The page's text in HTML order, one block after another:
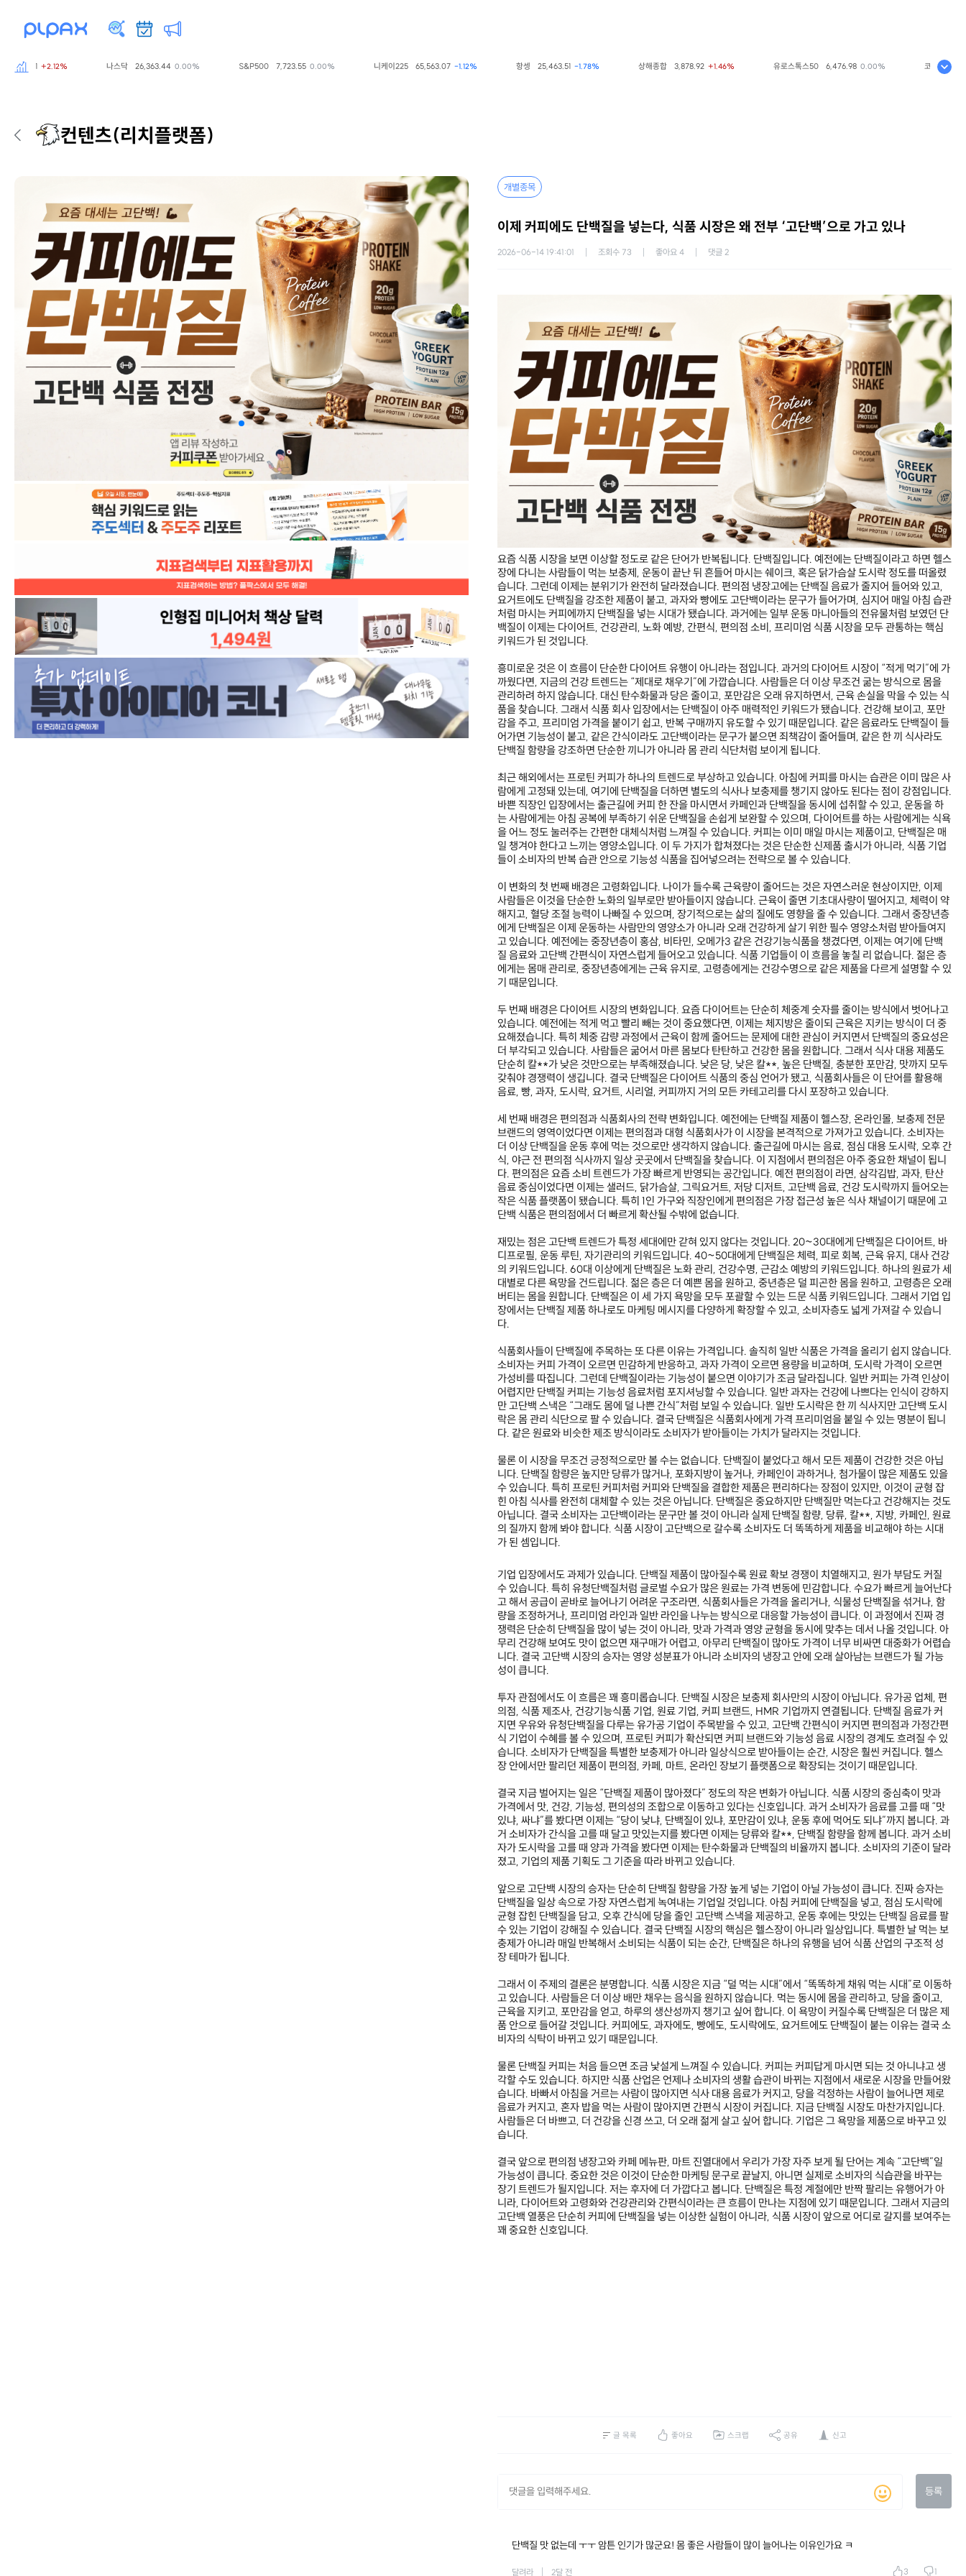
+2.12% 나스닥 26,363.44 0.00% S&P500 7,723.55 0.00% 니케이225 65,563.07 -1.12% 25,463.51 -1.78% 상해종합 3,878.92 +1.46% 유로스톡스50 6,476.98 0.00% 코스피 6,297.06
컨텐츠(리치플랫폼)
개별종목
이제 커피에도 단백질을 넣는다, 식품 시장은 왜 전부 ‘고단백’으로 가고 있나
2026-06-14 19:41:01 조회수 73 좋아요 4 댓글 2
요즘 식품 시장을 보면 이상할 정도로 같은 단어가 반복됩니다. 단백질입니다. 예전에는 단백질이라고 하면 헬스
장에 다니는 사람들이 먹는 보충제, 운동이 끝난 뒤 흔들어 마시는 쉐이크, 혹은 닭가슴살 도시락 정도를 떠올렸
습니다. 그런데 이제는 분위기가 완전히 달라졌습니다. 편의점 냉장고에는 단백질 음료가 줄지어 들어와 있고,
요거트에도 단백질을 강조한 제품이 붙고, 과자와 빵에도 고단백이라는 문구가 들어가며, 심지어 매일 아침 습관
처럼 마시는 커피에까지 단백질을 넣는 시대가 됐습니다. 과거에는 일부 운동 마니아들의 전유물처럼 보였던 단
백질이 이제는 다이어트, 건강관리, 노화 예방, 간편식, 편의점 소비, 프리미엄 식품 시장을 모두 관통하는 핵심
키워드가 된 것입니다.
흥미로운 것은 이 흐름이 단순한 다이어트 유행이 아니라는 점입니다. 과거의 다이어트 시장이 “적게 먹기”에 가
까웠다면, 지금의 건강 트렌드는 “제대로 채우기”에 가깝습니다. 사람들은 더 이상 무조건 굶는 방식으로 몸을
관리하려 하지 않습니다. 대신 탄수화물과 당은 줄이고, 포만감은 오래 유지하면서, 근육 손실을 막을 수 있는 식
품을 찾습니다. 그래서 식품 회사 입장에서는 단백질이 아주 매력적인 키워드가 됐습니다. 건강해 보이고, 포만
감을 주고, 프리미엄 가격을 붙이기 쉽고, 반복 구매까지 유도할 수 있기 때문입니다. 같은 음료라도 단백질이 들
어가면 기능성이 붙고, 같은 간식이라도 고단백이라는 문구가 붙으면 죄책감이 줄어들며, 같은 한 끼 식사라도
단백질 함량을 강조하면 단순한 끼니가 아니라 몸 관리 식단처럼 보이게 됩니다.
최근 해외에서는 프로틴 커피가 하나의 트렌드로 부상하고 있습니다. 아침에 커피를 마시는 습관은 이미 많은 사
람에게 고정돼 있는데, 여기에 단백질을 더하면 별도의 식사나 보충제를 챙기지 않아도 된다는 점이 강점입니다.
바쁜 직장인 입장에서는 출근길에 커피 한 잔을 마시면서 카페인과 단백질을 동시에 섭취할 수 있고, 운동을 하
는 사람에게는 아침 공복에 부족하기 쉬운 단백질을 손쉽게 보완할 수 있으며, 다이어트를 하는 사람에게는 식욕
을 어느 정도 눌러주는 간편한 대체식처럼 느껴질 수 있습니다. 커피는 이미 매일 마시는 제품이고, 단백질은 매
일 챙겨야 한다고 느끼는 영양소입니다. 이 두 가지가 합쳐졌다는 것은 단순한 신제품 출시가 아니라, 식품 기업
들이 소비자의 반복 습관 안으로 기능성 식품을 집어넣으려는 전략으로 볼 수 있습니다.
이 변화의 첫 번째 배경은 고령화입니다. 나이가 들수록 근육량이 줄어드는 것은 자연스러운 현상이지만, 이제
사람들은 이것을 단순한 노화의 일부로만 받아들이지 않습니다. 근육이 줄면 기초대사량이 떨어지고, 체력이 약
해지고, 혈당 조절 능력이 나빠질 수 있으며, 장기적으로는 삶의 질에도 영향을 줄 수 있습니다. 그래서 중장년층
에게 단백질은 이제 운동하는 사람만의 영양소가 아니라 오래 건강하게 살기 위한 필수 영양소처럼 받아들여지
고 있습니다. 예전에는 중장년층이 홍삼, 비타민, 오메가3 같은 건강기능식품을 챙겼다면, 이제는 여기에 단백
질 음료와 고단백 간편식이 자연스럽게 들어오고 있습니다. 식품 기업들이 이 흐름을 놓칠 리 없습니다. 젊은 층
에게는 몸매 관리로, 중장년층에게는 근육 유지로, 고령층에게는 건강수명으로 같은 제품을 다르게 설명할 수 있
기 때문입니다.
두 번째 배경은 다이어트 시장의 변화입니다. 요즘 다이어트는 단순히 체중계 숫자를 줄이는 방식에서 벗어나고
있습니다. 예전에는 적게 먹고 빨리 빼는 것이 중요했다면, 이제는 체지방은 줄이되 근육은 지키는 방식이 더 중
요해졌습니다. 특히 체중 감량 과정에서 근육이 함께 줄어드는 문제에 대한 관심이 커지면서 단백질의 중요성은
더 부각되고 있습니다. 사람들은 굶어서 마른 몸보다 탄탄하고 건강한 몸을 원합니다. 그래서 식사 대용 제품도
단순히 칼**가 낮은 것만으로는 부족해졌습니다. 낮은 당, 낮은 칼**, 높은 단백질, 충분한 포만감, 맛까지 모두
갖춰야 경쟁력이 생깁니다. 결국 단백질은 다이어트 식품의 중심 언어가 됐고, 식품회사들은 이 단어를 활용해
음료, 빵, 과자, 도시락, 요거트, 시리얼, 커피까지 거의 모든 카테고리를 다시 포장하고 있습니다.
세 번째 배경은 편의점과 식품회사의 전략 변화입니다. 예전에는 단백질 제품이 헬스장, 온라인몰, 보충제 전문
브랜드의 영역이었다면 이제는 편의점과 대형 식품회사가 이 시장을 본격적으로 가져가고 있습니다. 소비자는
더 이상 단백질을 운동 후에 먹는 것으로만 생각하지 않습니다. 출근길에 마시는 음료, 점심 대용 도시락, 오후 간
식, 야근 전 편의점 식사까지 일상 곳곳에서 단백질을 찾습니다. 이 지점에서 편의점은 아주 중요한 채널이 됩니
다. 편의점은 요즘 소비 트렌드가 가장 빠르게 반영되는 공간입니다. 예전 편의점이 라면, 삼각김밥, 과자, 탄산
음료 중심이었다면 이제는 샐러드, 닭가슴살, 그릭요거트, 저당 디저트, 고단백 음료, 건강 도시락까지 들어오는
작은 식품 플랫폼이 됐습니다. 특히 1인 가구와 직장인에게 편의점은 가장 접근성 높은 식사 채널이기 때문에 고
단백 식품은 편의점에서 더 빠르게 확산될 수밖에 없습니다.
재밌는 점은 고단백 트렌드가 특정 세대에만 갇혀 있지 않다는 것입니다. 20~30대에게 단백질은 다이어트, 바
디프로필, 운동 루틴, 자기관리의 키워드입니다. 40~50대에게 단백질은 체력, 피로 회복, 근육 유지, 대사 건강
의 키워드입니다. 60대 이상에게 단백질은 노화 관리, 건강수명, 근감소 예방의 키워드입니다. 하나의 원료가 세
대별로 다른 욕망을 건드립니다. 젊은 층은 더 예쁜 몸을 원하고, 중년층은 덜 피곤한 몸을 원하고, 고령층은 오래
버티는 몸을 원합니다. 단백질은 이 세 가지 욕망을 모두 포괄할 수 있는 드문 식품 키워드입니다. 그래서 기업 입
장에서는 단백질 제품 하나로도 마케팅 메시지를 다양하게 확장할 수 있고, 소비자층도 넓게 가져갈 수 있습니
다.
식품회사들이 단백질에 주목하는 또 다른 이유는 가격입니다. 솔직히 일반 식품은 가격을 올리기 쉽지 않습니다.
소비자는 커피 가격이 오르면 민감하게 반응하고, 과자 가격이 오르면 용량을 비교하며, 도시락 가격이 오르면
가성비를 따집니다. 그런데 단백질이라는 기능성이 붙으면 이야기가 조금 달라집니다. 일반 커피는 가격 인상이
어렵지만 단백질 커피는 기능성 음료처럼 포지셔닝할 수 있습니다. 일반 과자는 건강에 나쁘다는 인식이 강하지
만 고단백 스낵은 “그래도 몸에 덜 나쁜 간식”처럼 보일 수 있습니다. 일반 도시락은 한 끼 식사지만 고단백 도시
락은 몸 관리 식단으로 팔 수 있습니다. 결국 단백질은 식품회사에게 가격 프리미엄을 붙일 수 있는 명분이 됩니
다. 같은 원료와 비슷한 제조 방식이라도 소비자가 받아들이는 가치가 달라지는 것입니다.
물론 이 시장을 무조건 긍정적으로만 볼 수는 없습니다. 단백질이 붙었다고 해서 모든 제품이 건강한 것은 아닙
니다. 단백질 함량은 높지만 당류가 많거나, 포화지방이 높거나, 카페인이 과하거나, 첨가물이 많은 제품도 있을
수 있습니다. 특히 프로틴 커피처럼 커피와 단백질을 결합한 제품은 편리하다는 장점이 있지만, 이것이 균형 잡
힌 아침 식사를 완전히 대체할 수 있는 것은 아닙니다. 단백질은 중요하지만 단백질만 먹는다고 건강해지는 것도
아닙니다. 결국 소비자는 고단백이라는 문구만 볼 것이 아니라 실제 단백질 함량, 당류, 칼**, 지방, 카페인, 원료
의 질까지 함께 봐야 합니다. 식품 시장이 고단백으로 갈수록 소비자도 더 똑똑하게 제품을 비교해야 하는 시대
가 된 셈입니다.
기업 입장에서도 과제가 있습니다. 단백질 제품이 많아질수록 원료 확보 경쟁이 치열해지고, 원가 부담도 커질
수 있습니다. 특히 유청단백질처럼 글로벌 수요가 많은 원료는 가격 변동에 민감합니다. 수요가 빠르게 늘어난다
고 해서 공급이 곧바로 늘어나기 어려운 구조라면, 식품회사들은 가격을 올리거나, 식물성 단백질을 섞거나, 함
량을 조정하거나, 프리미엄 라인과 일반 라인을 나누는 방식으로 대응할 가능성이 큽니다. 이 과정에서 진짜 경
쟁력은 단순히 단백질을 많이 넣는 것이 아니라, 맛과 가격과 영양 균형을 동시에 맞추는 데서 나올 것입니다. 아
무리 건강해 보여도 맛이 없으면 재구매가 어렵고, 아무리 단백질이 많아도 가격이 너무 비싸면 대중화가 어렵습
니다. 결국 고단백 시장의 승자는 영양 성분표가 아니라 소비자의 냉장고 안에 오래 살아남는 브랜드가 될 가능
성이 큽니다.
투자 관점에서도 이 흐름은 꽤 흥미롭습니다. 단백질 시장은 보충제 회사만의 시장이 아닙니다. 유가공 업체, 편
의점, 식품 제조사, 건강기능식품 기업, 원료 기업, 커피 브랜드, HMR 기업까지 연결됩니다. 단백질 음료가 커
지면 우유와 유청단백질을 다루는 유가공 기업이 주목받을 수 있고, 고단백 간편식이 커지면 편의점과 가정간편
식 기업이 수혜를 볼 수 있으며, 프로틴 커피가 확산되면 커피 브랜드와 기능성 음료 시장의 경계도 흐려질 수 있
습니다. 소비자가 단백질을 특별한 보충제가 아니라 일상식으로 받아들이는 순간, 시장은 훨씬 커집니다. 헬스
장 안에서만 팔리던 제품이 편의점, 카페, 마트, 온라인 장보기 플랫폼으로 확장되는 것이기 때문입니다.
결국 지금 벌어지는 일은 “단백질 제품이 많아졌다” 정도의 작은 변화가 아닙니다. 식품 시장의 중심축이 맛과
가격에서 맛, 건강, 기능성, 편의성의 조합으로 이동하고 있다는 신호입니다. 과거 소비자가 음료를 고를 때 “맛
있냐, 싸냐”를 봤다면 이제는 “당이 낮냐, 단백질이 있냐, 포만감이 있냐, 운동 후에 먹어도 되냐”까지 봅니다. 과
거 소비자가 간식을 고를 때 달고 맛있는지를 봤다면 이제는 당류와 칼**, 단백질 함량을 함께 봅니다. 과거 소비
자가 도시락을 고를 때 양과 가격을 봤다면 이제는 탄수화물과 단백질의 비율까지 봅니다. 소비자의 기준이 달라
졌고, 기업의 제품 기획도 그 기준을 따라 바뀌고 있습니다.
앞으로 고단백 시장의 승자는 단순히 단백질 함량을 가장 높게 넣는 기업이 아닐 가능성이 큽니다. 진짜 승자는
단백질을 일상 속으로 가장 자연스럽게 녹여내는 기업일 것입니다. 아침 커피에 단백질을 넣고, 점심 도시락에
균형 잡힌 단백질을 담고, 오후 간식에 당을 줄인 고단백 스낵을 제공하고, 운동 후에는 맛있는 단백질 음료를 팔
수 있는 기업이 강해질 수 있습니다. 결국 단백질 시장의 핵심은 헬스장이 아니라 일상입니다. 특별한 날 먹는 보
충제가 아니라 매일 반복해서 소비되는 식품이 되는 순간, 단백질은 하나의 유행을 넘어 식품 산업의 구조적 성
장 테마가 됩니다.
그래서 이 주제의 결론은 분명합니다. 식품 시장은 지금 “덜 먹는 시대”에서 “똑똑하게 채워 먹는 시대”로 이동하
고 있습니다. 사람들은 더 이상 배만 채우는 음식을 원하지 않습니다. 먹는 동시에 몸을 관리하고, 당을 줄이고,
근육을 지키고, 포만감을 얻고, 하루의 생산성까지 챙기고 싶어 합니다. 이 욕망이 커질수록 단백질은 더 많은 제
품 안으로 들어갈 것입니다. 커피에도, 과자에도, 빵에도, 도시락에도, 요거트에도 단백질이 붙는 이유는 결국 소
비자의 식탁이 바뀌고 있기 때문입니다.
물론 단백질 커피는 처음 들으면 조금 낯설게 느껴질 수 있습니다. 커피는 커피답게 마시면 되는 것 아니냐고 생
각할 수도 있습니다. 하지만 식품 산업은 언제나 소비자의 생활 습관이 바뀌는 지점에서 새로운 시장을 만들어왔
습니다. 바빠서 아침을 거르는 사람이 많아지면 식사 대용 음료가 커지고, 당을 걱정하는 사람이 늘어나면 제로
음료가 커지고, 혼자 밥을 먹는 사람이 많아지면 간편식 시장이 커집니다. 지금 단백질 시장도 마찬가지입니다.
사람들은 더 바쁘고, 더 건강을 신경 쓰고, 더 오래 젊게 살고 싶어 합니다. 기업은 그 욕망을 제품으로 바꾸고 있
습니다.
결국 앞으로 편의점 냉장고와 카페 메뉴판, 마트 진열대에서 우리가 가장 자주 보게 될 단어는 계속 “고단백”일
가능성이 큽니다. 중요한 것은 이것이 단순한 마케팅 문구로 끝날지, 아니면 실제로 소비자의 식습관을 바꾸는
장기 트렌드가 될지입니다. 저는 후자에 더 가깝다고 봅니다. 단백질은 특정 계절에만 반짝 팔리는 유행어가 아
니라, 다이어트와 고령화와 건강관리와 간편식이라는 큰 흐름이 만나는 지점에 있기 때문입니다. 그래서 지금의
고단백 열풍은 단순히 커피에 단백질을 넣는 이상한 실험이 아니라, 식품 시장이 앞으로 어디로 갈지를 보여주는
꽤 중요한 신호입니다.
글 목록 좋아요 스크랩 공유 신고
등록
단백질 맛 없는데 ㅜㅜ 암튼 인기가 많군요! 몸 좋은 사람들이 많이 늘어나는 이유인가요 ㅋ
달려라 2달 전 3 1